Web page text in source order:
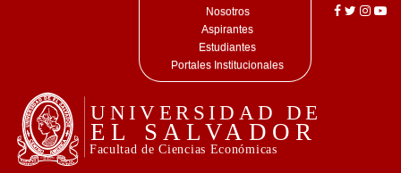
Nosotros
Aspirantes
Estudiantes
Portales Institucionales